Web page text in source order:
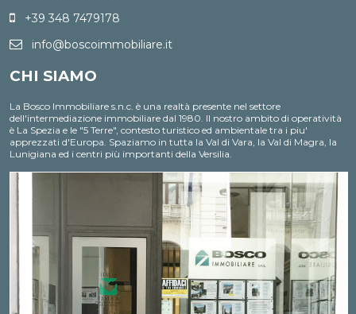
cancellazione, ecc.);
dei dipendenti dell'Agenzia e/o dei collaboratori: esterni
incaricati dalla nostra Agenzia di espletare, nel rispetto
pubblici registri (Conservatoria dei Registri Immobiliari,
Catasto, ecc.) ;
dei commercialisti e dei revisori contabili ed a consulenti
del lavoro, nonché ad istituti bancari e finanziari o altri
soggetti dei quali l'Agenzia si serve ed ai quali il
trasferimento dei dati risulti necessario per
l'adempimento degli obblighi amministrativi, contabili e
gestionali legati all'ordinario svolgimento della nostra
attività economica e per lo svolgimento dell'attività della
nostra Agenzia in relazione all'assolvimento, da parte
nostra, delle obbligazioni contrattuali assunte nei Suoi
I dati potranno essere comunicati, ove necessario, a
Agenzie di recupero crediti e soggetti iscritti nell'albo
degli avvocati o a enti pubblici per informazioni richieste
dagli stessi o da soggetti all'uopo incaricati da questi
ultimi per l'ottenimento di finanziamenti pubblici;
Il Titolare del trattamento è "Bosco Immobiliare".
Ai sensi dell'art.7 del suddetto D.Lgs.196/2003, Lei ha il
diritto di conoscere, in ogni momento, quali sono i Suoi
dati presso la nostra Agenzia rivolgendosi, direttamente o
+39 348 7479178
info@boscoimmobiliare.it
CHI SIAMO
La Bosco Immobiliare s.n.c. è una realtà presente nel settore
dell'intermediazione immobiliare dal 1980. Il nostro ambito di operatività
è La Spezia e le "5 Terre", contesto turistico ed ambientale tra i piu'
apprezzati d'Europa. Spaziamo in tutta la Val di Vara, la Val di Magra, la
Lunigiana ed i centri più importanti della Versilia.